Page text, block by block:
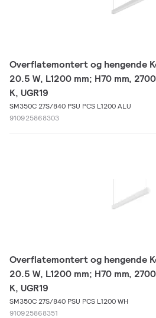
Overflatemontert og hengende
20.5 W, L1200 mm; H70 mm,
K, UGR19
SM350C 27S/840 PSU PCS L1200 ALU
910925868303
Overflatemontert og hengende
20.5 W, L1200 mm; H70 mm,
K, UGR19
SM350C 27S/840 PSU PCS L1200 WH
910925868351